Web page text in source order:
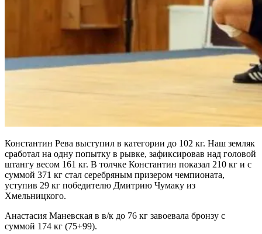
Константин Рева выступил в категории до 102 кг. Наш земляк
сработал на одну попытку в рывке, зафиксировав над головой
штангу весом 161 кг. В толчке Константин показал 210 кг и с
суммой 371 кг стал серебряным призером чемпионата,
уступив 29 кг победителю Дмитрию Чумаку из
Хмельницкого.
Анастасия Маневская в в/к до 76 кг завоевала бронзу с
суммой 174 кг (75+99).